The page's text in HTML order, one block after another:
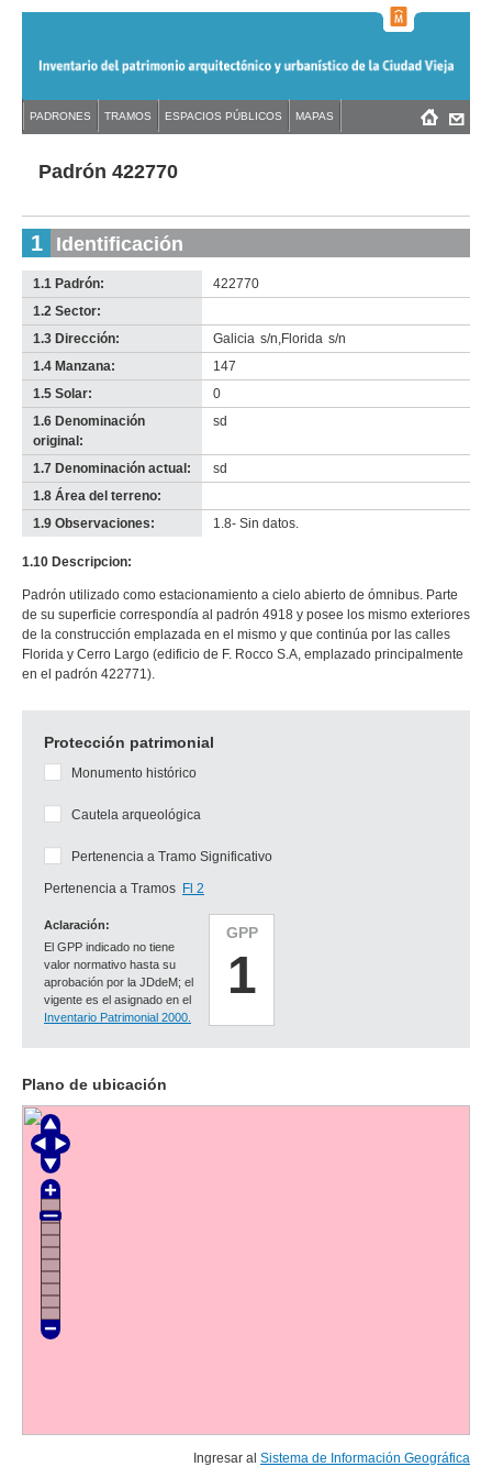
navigation
Back
topPadrón 422770
1 Identificación
1.1 Padrón:
422770
1.2 Sector:
no
info-
1.3 Dirección: Galicia s/n,Florida s/n
1.4 Manzana:
147
1.5 Solar:
0
1.6 Denominación
original:
sd
1.7 Denominación actual:
sd
1.8 Área del terreno:
no
1.9 Observaciones: 1.8- Sin datos.
1.10 Descripcion:
Padrón utilizado como estacionamiento a cielo abierto de ómnibus. Parte
de su superficie correspondía al padrón 4918 y posee los mismo exteriores
de la construcción emplazada en el mismo y que continúa por las calles
Florida y Cerro Largo (edificio de F. Rocco S.A, emplazado principalmente
en el padrón 422771).
Protección patrimonial
GPP
1
Aclaración:
El GPP indicado no tiene
valor normativo hasta su
aprobación por la JDdeM; el
vigente es el asignado en el
Inventario Patrimonial 2000.
Monumento histórico
Cautela arqueológica
Pertenencia a Tramo Significativo
Pertenencia a Tramos Fl 2
Plano de ubicación
Ingresar al Sistema de Información Geográfica
Back
to Menú
PADRONES TRAMOS ESPACIOS PÚBLICOS MAPAS